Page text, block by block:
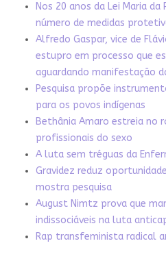
Nos 20 anos da Lei Maria
número de medidas
Alfredo Gaspar, vice de
estupro em processo que
aguardando manifestação
Pesquisa propõe
para os povos indígenas
Bethânia Amaro estreia no
profissionais do sexo
A luta sem tréguas da
Gravidez reduz
mostra pesquisa
August Nimtz prova que
indissociáveis na luta
Rap transfeminista radical